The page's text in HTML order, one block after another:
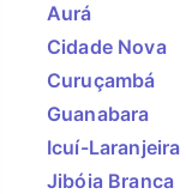
Aurá
Cidade Nova
Curuçambá
Guanabara
Icuí-Laranjeira
Jibóia Branca